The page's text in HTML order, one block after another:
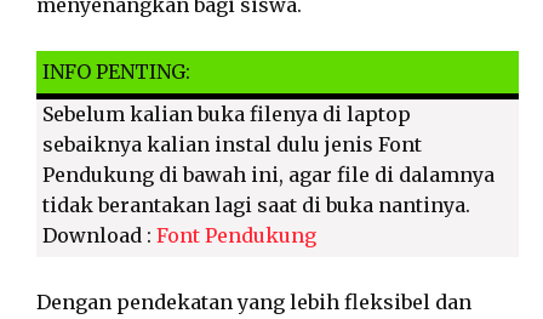
menyenangkan bagi siswa.
INFO PENTING:
Sebelum kalian buka filenya di laptop
sebaiknya kalian instal dulu jenis Font
Pendukung di bawah ini, agar file di dalamnya
tidak berantakan lagi saat di buka nantinya.
Download : Font Pendukung
Dengan pendekatan yang lebih fleksibel dan